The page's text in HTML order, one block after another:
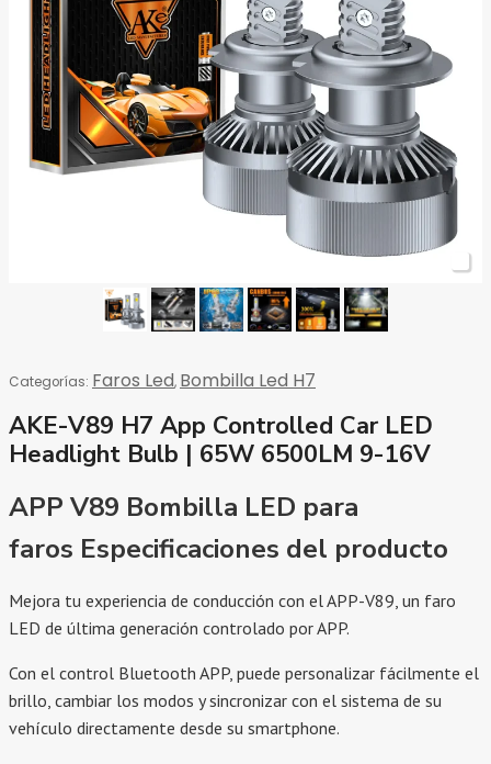
Categorías: Faros Led, Bombilla Led H7
AKE-V89 H7 App Controlled Car LED
Headlight Bulb | 65W 6500LM 9-16V
APP V89 Bombilla LED para
faros Especificaciones del producto
Mejora tu experiencia de conducción con el APP-V89, un faro
LED de última generación controlado por APP.
Con el control Bluetooth APP, puede personalizar fácilmente el
brillo, cambiar los modos y sincronizar con el sistema de su
vehículo directamente desde su smartphone.